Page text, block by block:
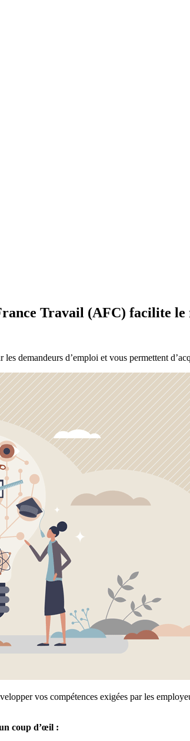
Travail (AFC) facilite le
demandeurs d’emploi et vous permettent
vos compétences exigées par les
coup d’œil :